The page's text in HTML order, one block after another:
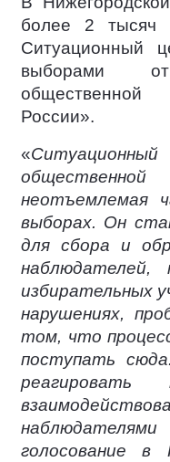
более 2 тысяч
Ситуационный
выборами
России».
«
неотъемлемая
выборах. Он
для сбора и
избирательных
нарушениях,
том, что
поступать
голосование в